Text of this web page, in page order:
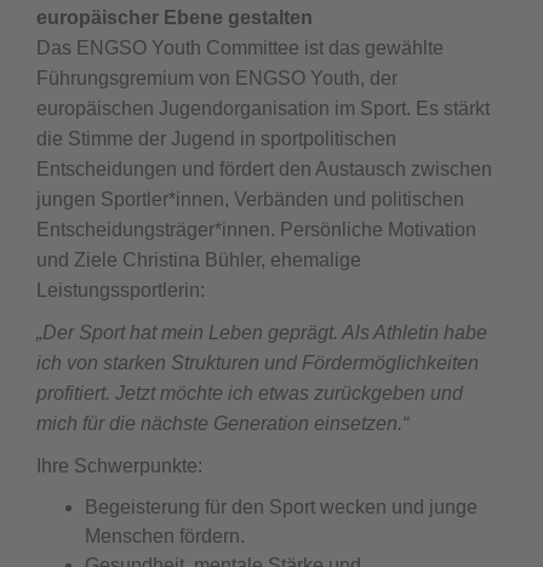
europäischer Ebene gestalten
Das ENGSO Youth Committee ist das gewählte
Führungsgremium von ENGSO Youth, der
europäischen Jugendorganisation im Sport. Es stärkt
die Stimme der Jugend in sportpolitischen
Entscheidungen und fördert den Austausch zwischen
jungen Sportler*innen, Verbänden und politischen
Entscheidungsträger*innen. Persönliche Motivation
und Ziele Christina Bühler, ehemalige
Leistungssportlerin:
„Der Sport hat mein Leben geprägt. Als Athletin habe
ich von starken Strukturen und Fördermöglichkeiten
profitiert. Jetzt möchte ich etwas zurückgeben und
mich für die nächste Generation einsetzen.“
Ihre Schwerpunkte:
Begeisterung für den Sport wecken und junge
Menschen fördern.